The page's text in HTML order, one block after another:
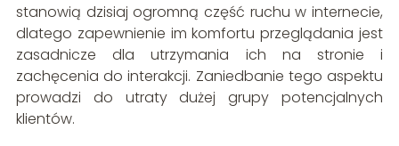
stanowią dzisiaj ogromną część ruchu w internecie,
dlatego zapewnienie im komfortu przeglądania jest
zasadnicze dla utrzymania ich na stronie i
zachęcenia do interakcji. Zaniedbanie tego aspektu
prowadzi do utraty dużej grupy potencjalnych
klientów.